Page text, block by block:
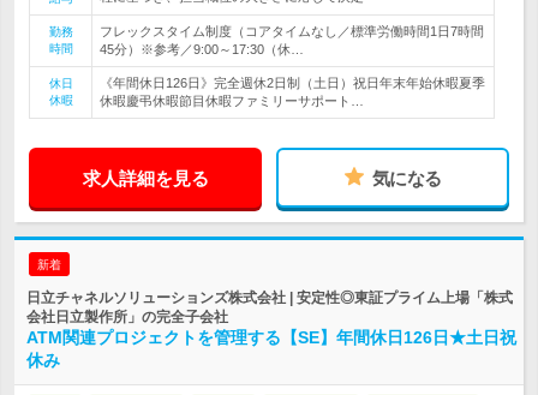
勤務
時間
フレックスタイム制度（コアタイムなし／標準労働時間1日7時間
45分）※参考／9:00～17:30（休…
休日
休暇
《年間休日126日》完全週休2日制（土日）祝日年末年始休暇夏季
休暇慶弔休暇節目休暇ファミリーサポート…
求人詳細を見る 気になる
新着
日立チャネルソリューションズ株式会社 | 安定性◎東証プライム上場「株式
会社日立製作所」の完全子会社
ATM関連プロジェクトを管理する【SE】年間休日126日★土日祝
休み